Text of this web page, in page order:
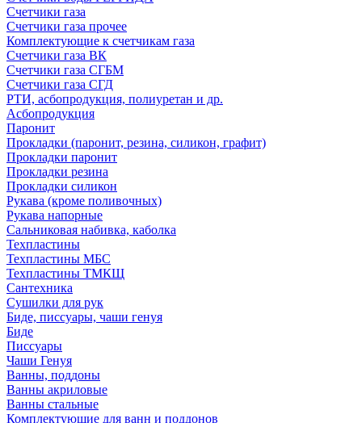
Счетчики газа
Счетчики газа прочее
Комплектующие к счетчикам газа
Счетчики газа ВК
Счетчики газа СГБМ
Счетчики газа СГД
РТИ, асбопродукция, полиуретан и др.
Асбопродукция
Паронит
Прокладки (паронит, резина, силикон, графит)
Прокладки паронит
Прокладки резина
Прокладки силикон
Рукава (кроме поливочных)
Рукава напорные
Сальниковая набивка, каболка
Техпластины
Техпластины МБС
Техпластины ТМКЩ
Сантехника
Сушилки для рук
Биде, писсуары, чаши генуя
Биде
Писсуары
Чаши Генуя
Ванны, поддоны
Ванны акриловые
Ванны стальные
Комплектующие для ванн и поддонов